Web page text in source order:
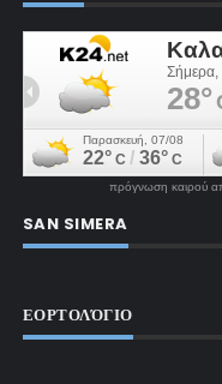
πρόγνωση καιρού
SAN SIMERA
ΕΟΡΤΟΛΌΓΙΟ